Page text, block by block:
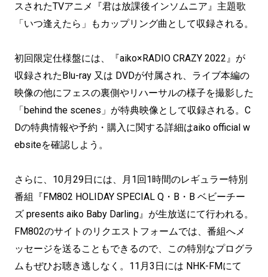
スされたTVアニメ『君は放課後インソムニア』主題歌
「いつ逢えたら」もカップリング曲として収録される。
初回限定仕様盤には、『aiko×RADIO CRAZY 2022』が
収録されたBlu-ray 又は DVDが付属され、ライブ本編の
映像の他にフェスの裏側やリハーサルの様子を撮影した
「behind the scenes」が特典映像として収録される。C
Dの特典情報や予約・購入に関する詳細はaiko official w
ebsiteを確認しよう。
さらに、10月29日には、月1回1時間のレギュラー特別
番組『FM802 HOLIDAY SPECIAL Q・B・B ベビーチー
ズ presents aiko Baby Darling』が生放送にて行われる。
FM802のサイトのリクエストフォームでは、番組へメ
ッセージを送ることもできるので、この特別なプログラ
ムもぜひお聴き逃しなく。11月3日には NHK-FMにて